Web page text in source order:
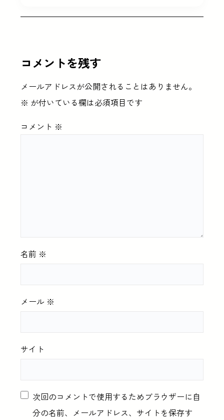
コメントを残す
メールアドレスが公開されることはありません。
※ が付いている欄は必須項目です
コメント ※
名前 ※
メール ※
サイト
次回のコメントで使用するためブラウザーに自
分の名前、メールアドレス、サイトを保存す